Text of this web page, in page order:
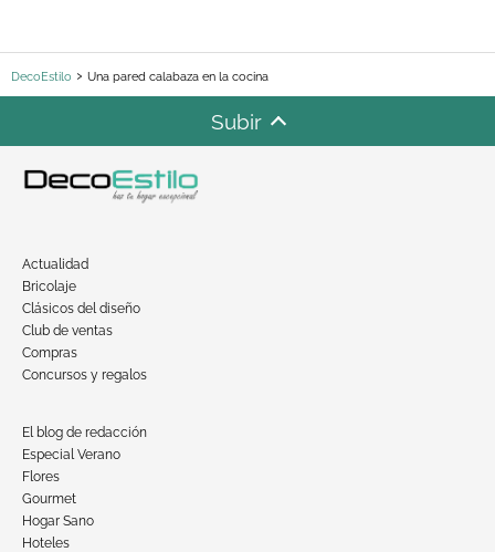
DecoEstilo Una pared calabaza en la cocina
Subir
Actualidad
Bricolaje
Clásicos del diseño
Club de ventas
Compras
Concursos y regalos
El blog de redacción
Especial Verano
Flores
Gourmet
Hogar Sano
Hoteles